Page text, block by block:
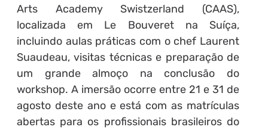
Arts Academy Swistzerland (CAAS),
localizada em Le Bouveret na Suíça,
incluindo aulas práticas com o chef Laurent
Suaudeau, visitas técnicas e preparação de
um grande almoço na conclusão do
workshop. A imersão ocorre entre 21 e 31 de
agosto deste ano e está com as matrículas
abertas para os profissionais brasileiros do